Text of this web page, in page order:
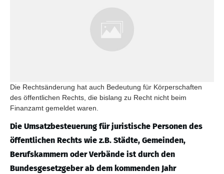
Die Rechtsänderung hat auch Bedeutung für Körperschaften
des öffentlichen Rechts, die bislang zu Recht nicht beim
Finanzamt gemeldet waren.
Die Umsatzbesteuerung für juristische Personen des
öffentlichen Rechts wie z.B. Städte, Gemeinden,
Berufskammern oder Verbände ist durch den
Bundesgesetzgeber ab dem kommenden Jahr